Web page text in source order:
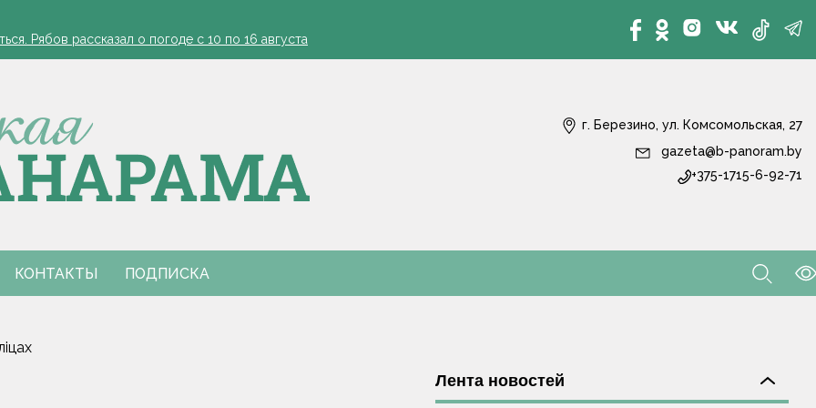
в фабрику урожая
Рябов рассказал о погоде с 10 по 16 августа
объяснила, почему усилилась краснота и появился отек
праздником
в реанимации
в фабрику урожая
Рябов рассказал о погоде с 10 по 16 августа
объяснила, почему усилилась краснота и появился отек
праздником
в реанимации
г. Березино, ул. Комсомольская, 27
gazeta@b-panoram.by
+375-1715-6-92-71
КОНТАКТЫ ПОДПИСКА
Лента новостей